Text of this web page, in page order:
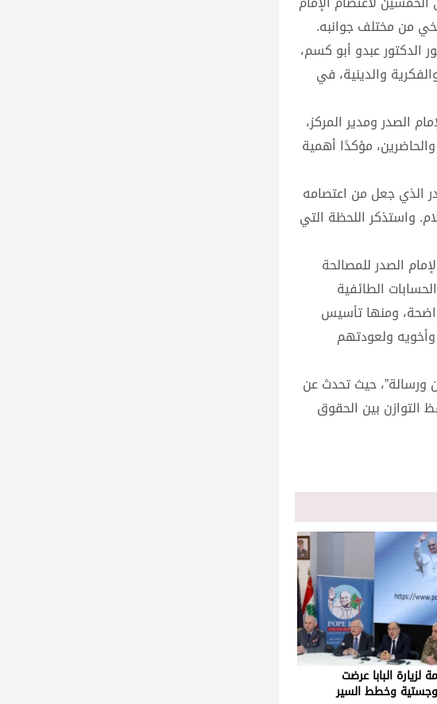
من مختلف جوانبه.
الدكتور عبدو أبو كسم،
والدينية، في
الصدر ومدير المركز،
مؤكدًا أهمية
الذي جعل من اعتصامه
واستذكر اللحظة التي
الصدر للمصالحة
الطائفية
ومنها تأسيس
ولعودتهم
ورسالة”، حيث تحدث عن
التوازن بين الحقوق
لزيارة البابا عرضت
وخطط السير